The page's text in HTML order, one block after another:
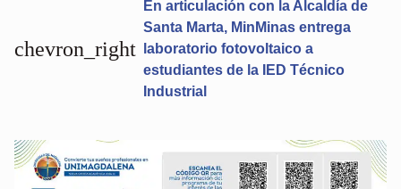
En articulación con la Alcaldía de
Santa Marta, MinMinas entrega
laboratorio fotovoltaico a
estudiantes de la IED Técnico
Industrial
chevron_right